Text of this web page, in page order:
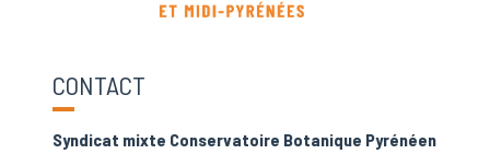
CONTACT
Syndicat mixte Conservatoire Botanique Pyrénéen